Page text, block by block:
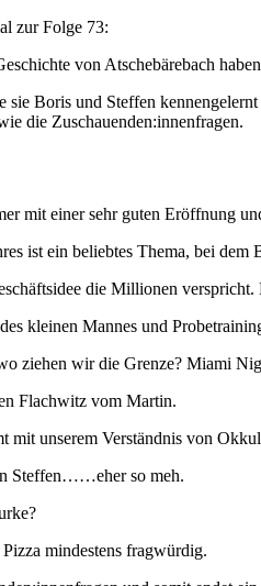
zur Folge 73:
von Atschebärebach
sie Boris und Steffen
die Zuschauenden:innenfragen.
mit einer sehr guten Eröffnung
ist ein beliebtes Thema, bei
die Millionen
kleinen Mannes und
ziehen wir die Grenze? Miami
Flachwitz vom Martin.
mit unserem Verständnis von
Steffen……eher so meh.
mindestens fragwürdig.